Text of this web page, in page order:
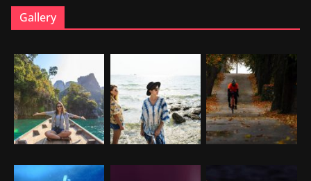
Gallery